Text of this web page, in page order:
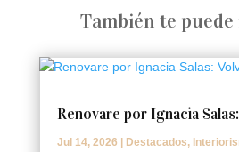
También te
Renovare por Ignacia
Jul 14, 2026 Destacados,